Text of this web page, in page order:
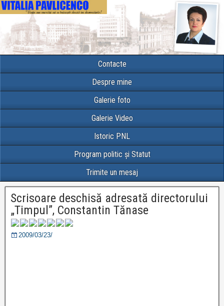
Contacte
Despre mine
Galerie foto
Galerie Video
Istoric PNL
Program politic și Statut
Trimite un mesaj
Scrisoare deschisă adresată directorului
„Timpul”, Constantin Tănase
2009/03/23/